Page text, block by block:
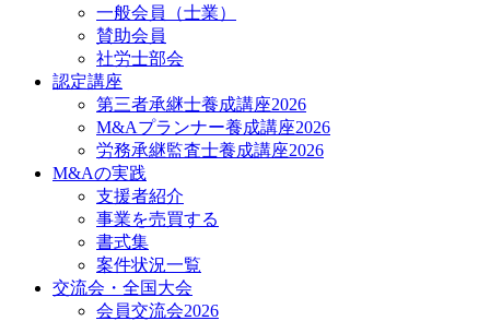
一般会員（士業）
賛助会員
社労士部会
認定講座
第三者承継士養成講座2026
M&Aプランナー養成講座2026
労務承継監査士養成講座2026
M&Aの実践
支援者紹介
事業を売買する
書式集
案件状況一覧
交流会・全国大会
会員交流会2026